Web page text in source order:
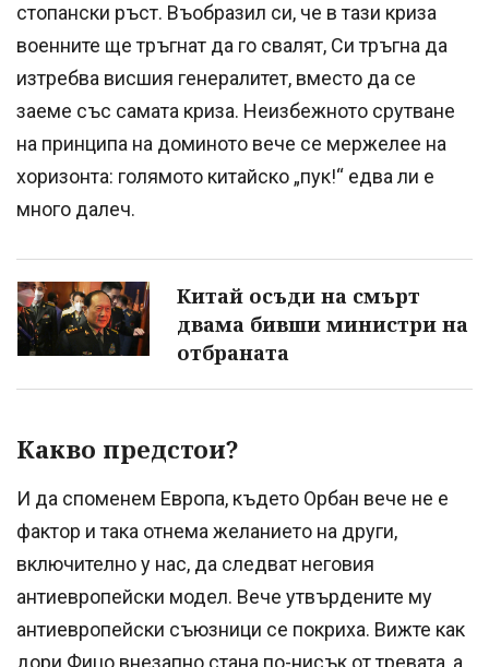
стопански ръст. Въобразил си, че в тази криза
военните ще тръгнат да го свалят, Си тръгна да
изтребва висшия генералитет, вместо да се
заеме със самата криза. Неизбежното срутване
на принципа на доминото вече се мержелее на
хоризонта: голямото китайско „пук!“ едва ли е
много далеч.
Китай осъди на смърт
двама бивши министри на
отбраната
Какво предстои?
И да споменем Европа, където Орбан вече не е
фактор и така отнема желанието на други,
включително у нас, да следват неговия
антиевропейски модел. Вече утвърдените му
антиевропейски съюзници се покриха. Вижте как